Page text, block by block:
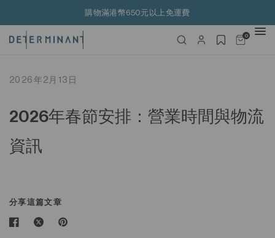
購物滿港幣650元以上免運費
0
2026年2月13日
2026年春節安排：營業時間與物流
資訊
分享這篇文章